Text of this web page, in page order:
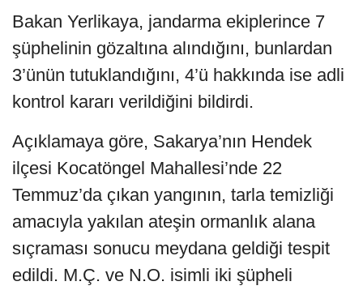
Bakan Yerlikaya, jandarma ekiplerince 7
şüphelinin gözaltına alındığını, bunlardan
3’ünün tutuklandığını, 4’ü hakkında ise adli
kontrol kararı verildiğini bildirdi.
Açıklamaya göre, Sakarya’nın Hendek
ilçesi Kocatöngel Mahallesi’nde 22
Temmuz’da çıkan yangının, tarla temizliği
amacıyla yakılan ateşin ormanlık alana
sıçraması sonucu meydana geldiği tespit
edildi. M.Ç. ve N.O. isimli iki şüpheli